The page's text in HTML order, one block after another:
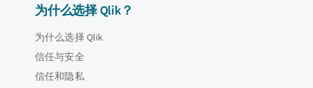
为什么选择 Qlik？
为什么选择 Qlik
信任与安全
信任和隐私